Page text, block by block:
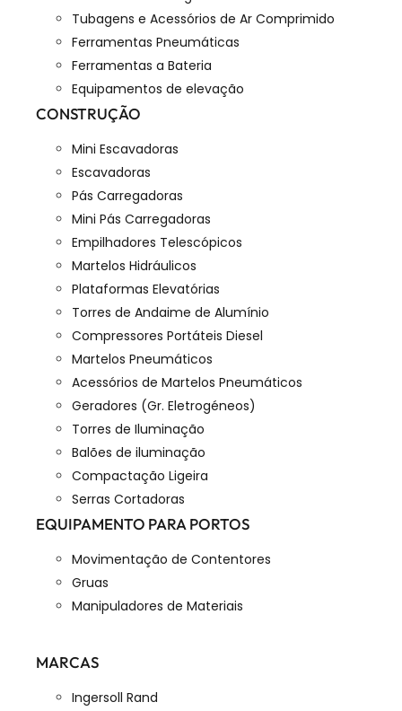
Tubagens e Acessórios de Ar Comprimido
Ferramentas Pneumáticas
Ferramentas a Bateria
Equipamentos de elevação
CONSTRUÇÃO
Mini Escavadoras
Escavadoras
Pás Carregadoras
Mini Pás Carregadoras
Empilhadores Telescópicos
Martelos Hidráulicos
Plataformas Elevatórias
Torres de Andaime de Alumínio
Compressores Portáteis Diesel
Martelos Pneumáticos
Acessórios de Martelos Pneumáticos
Geradores (Gr. Eletrogéneos)
Torres de Iluminação
Balões de iluminação
Compactação Ligeira
Serras Cortadoras
EQUIPAMENTO PARA PORTOS
Movimentação de Contentores
Gruas
Manipuladores de Materiais
MARCAS
Ingersoll Rand